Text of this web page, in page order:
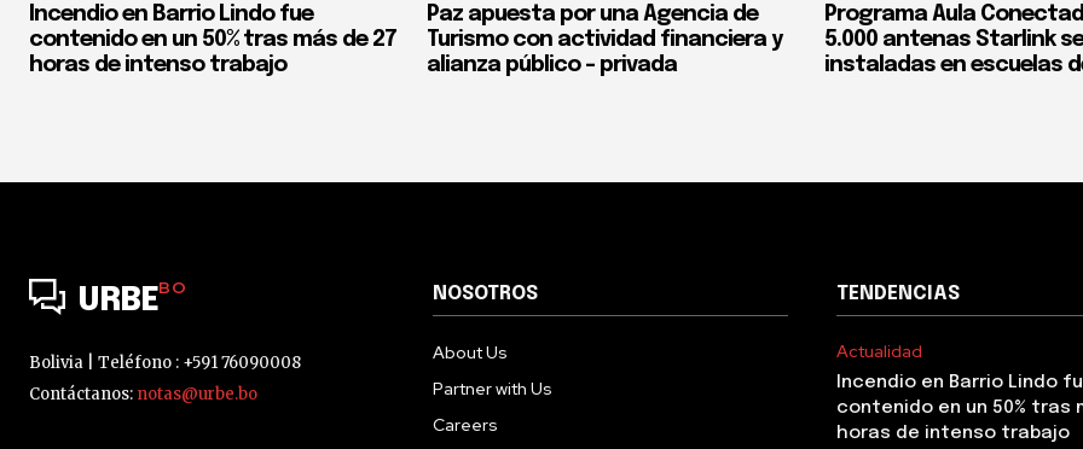
Incendio en Barrio Lindo fue
contenido en un 50% tras más de 27
horas de intenso trabajo
Paz apuesta por una Agencia de
Turismo con actividad financiera y
alianza público – privada
Programa Aula
5.000 antenas Starlink
instaladas en escuelas
URBEBO
Bolivia | Teléfono : +591 76090008
Contáctanos: notas@urbe.bo
NOSOTROS
About Us
Partner with Us
Careers
TENDENCIAS
Actualidad
Incendio en Barrio Lindo
contenido en un 50% tras
horas de intenso trabajo